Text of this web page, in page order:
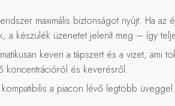
maximális biztonságot nyújt. Ha
a készülék üzenetet jelenít meg – így
keveri a tápszert és a vizet,
koncentrációról és keverésről.
a piacon lévő legtöbb